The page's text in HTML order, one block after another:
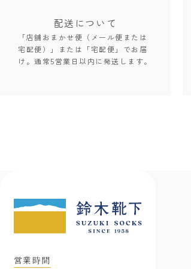
配送について
「店舗おまかせ便（メール便または
宅配便）」または「宅配便」でお届
け。通常5営業日以内に発送します。
営業時間